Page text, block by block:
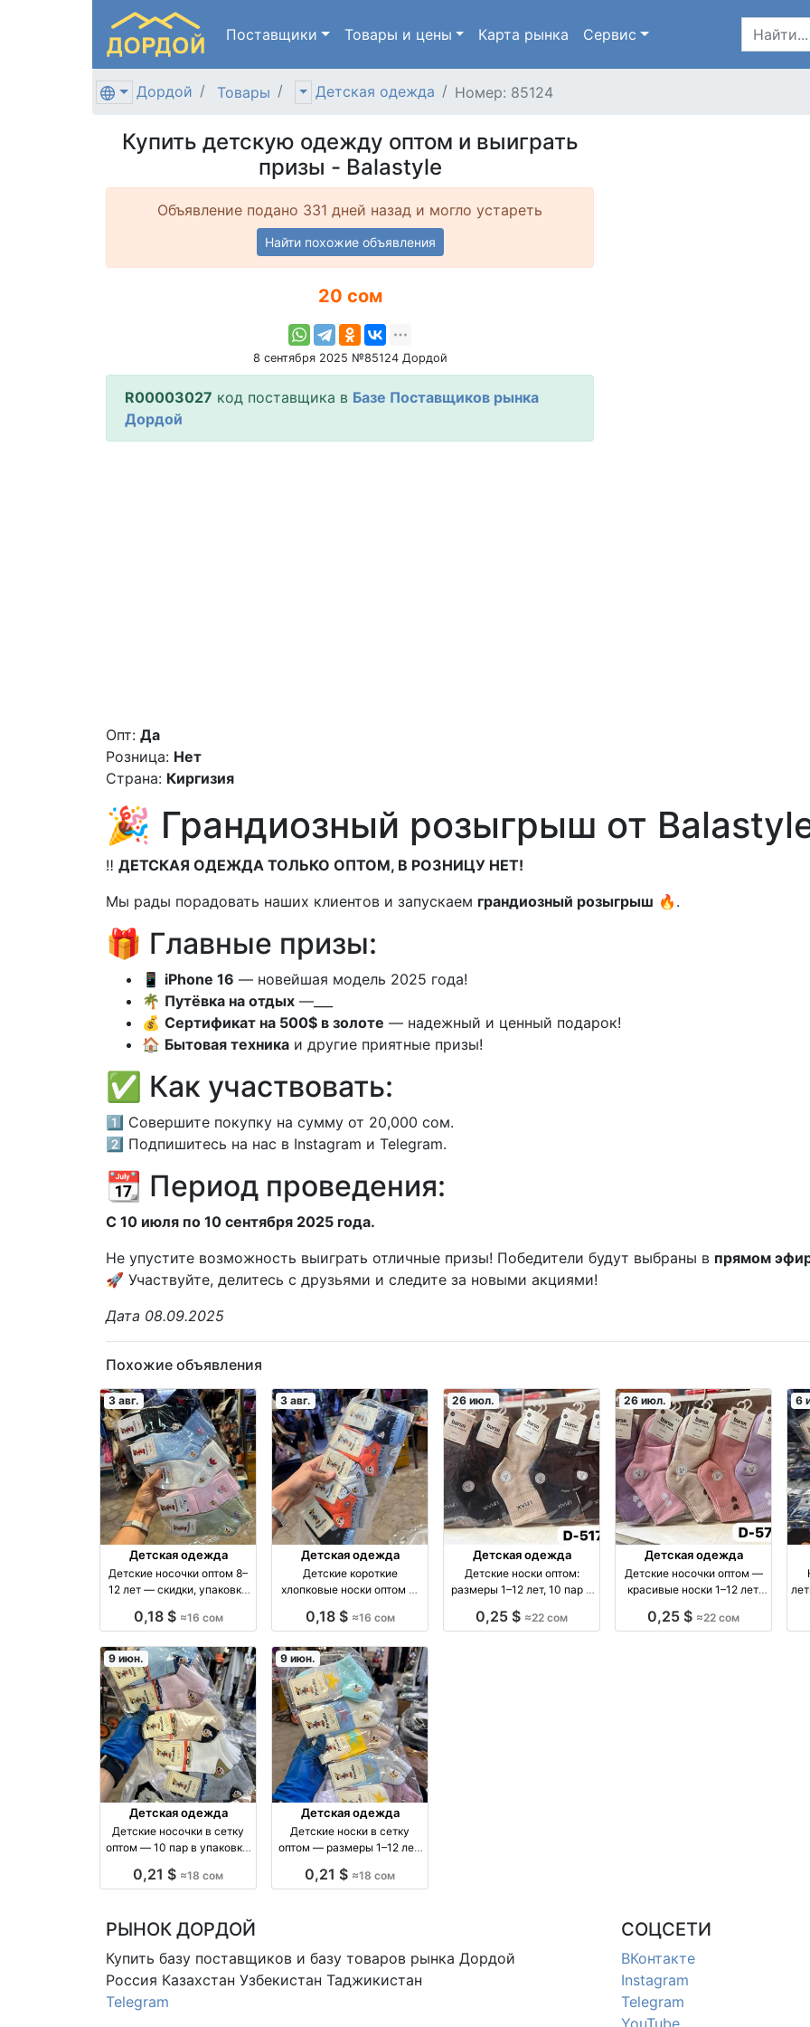
Поставщики Товары и цены Карта рынка Сервис
Дордой Товары Детская одежда Номер: 85124
Купить детскую одежду оптом и выиграть
призы - Balastyle
Объявление подано 331 дней назад и могло устареть
Найти похожие объявления
20 сом
8 сентября 2025 №85124 Дордой
R00003027 код поставщика в Базе Поставщиков рынка
Дордой
Опт: Да
Розница: Нет
Страна: Киргизия
🎉 Грандиозный розыгрыш от
‼️ ДЕТСКАЯ ОДЕЖДА ТОЛЬКО ОПТОМ, В РОЗНИЦУ НЕТ!
Мы рады порадовать наших клиентов и запускаем грандиозный розыгрыш 🔥.
🎁 Главные призы:
📱 iPhone 16 — новейшая модель 2025 года!
🌴 Путёвка на отдых —___
💰 Сертификат на 500$ в золоте — надежный и ценный подарок!
🏠 Бытовая техника и другие приятные призы!
✅ Как участвовать:
1️⃣ Совершите покупку на сумму от 20,000 сом.
2️⃣ Подпишитесь на нас в Instagram и Telegram.
📆 Период проведения:
С 10 июля по 10 сентября 2025 года.
Не упустите возможность выиграть отличные призы! Победители будут выбраны в прямом
🚀 Участвуйте, делитесь с друзьями и следите за новыми акциями!
Дата 08.09.2025
Похожие объявления
3 авг.
Детская одежда
Детские носочки оптом 8–
12 лет — скидки, упаковка
Киргизия
0,18 $ ≈16 сом
3 авг.
Детская одежда
Детские короткие
хлопковые носки оптом —
производство Россия
0,18 $ ≈16 сом
26 июл.
Детская одежда
Детские носки оптом:
размеры 1–12 лет, 10 пар в
производство Россия
0,25 $ ≈22 сом
26 июл.
Детская одежда
Детские носочки оптом —
красивые носки 1–12 лет,
производство Россия
0,25 $ ≈22 сом
6
9 июн.
Детская одежда
Детские носочки в сетку
оптом — 10 пар в упаковке,
производство Россия
0,21 $ ≈18 сом
9 июн.
Детская одежда
Детские носки в сетку
оптом — размеры 1–12 лет,
0,21 $ ≈18 сом
РЫНОК ДОРДОЙ
Купить базу поставщиков и базу товаров рынка Дордой
Россия Казахстан Узбекистан Таджикистан
Telegram
СОЦСЕТИ
ВКонтакте
Instagram
Telegram
YouTube